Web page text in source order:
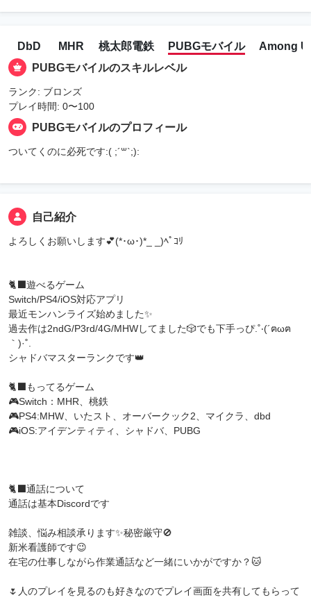
DbD MHR 桃太郎電鉄 PUBGモバイル
Among
PUBGモバイルのスキルレベル
ランク: ブロンズ
プレイ時間: 0〜100
PUBGモバイルのプロフィール
ついてくのに必死です:( ;´꒳`;):
自己紹介
よろしくお願いします💕(*･ω･)*_ _)ﾍﾟｺﾘ
🐈‍⬛遊べるゲーム
Switch/PS4/iOS対応アプリ
最近モンハンライズ始めました✨
過去作は2ndG/P3rd/4G/MHWしてました🎲でも下手っぴ.˚‧(´ฅωฅ
｀)·˚.
シャドバマスターランクです👑
🐈‍⬛もってるゲーム
🎮Switch：MHR、桃鉄
🎮PS4:MHW、いたスト、オーバークック2、マイクラ、dbd
🎮iOS:アイデンティティ、シャドバ、PUBG
🐈‍⬛通話について
通話は基本Discordです
雑談、悩み相談承ります✨秘密厳守🚫
新米看護師です😉
在宅の仕事しながら作業通話など一緒にいかがですか？🐱
🌷人のプレイを見るのも好きなのでプレイ画面を共有してもらって